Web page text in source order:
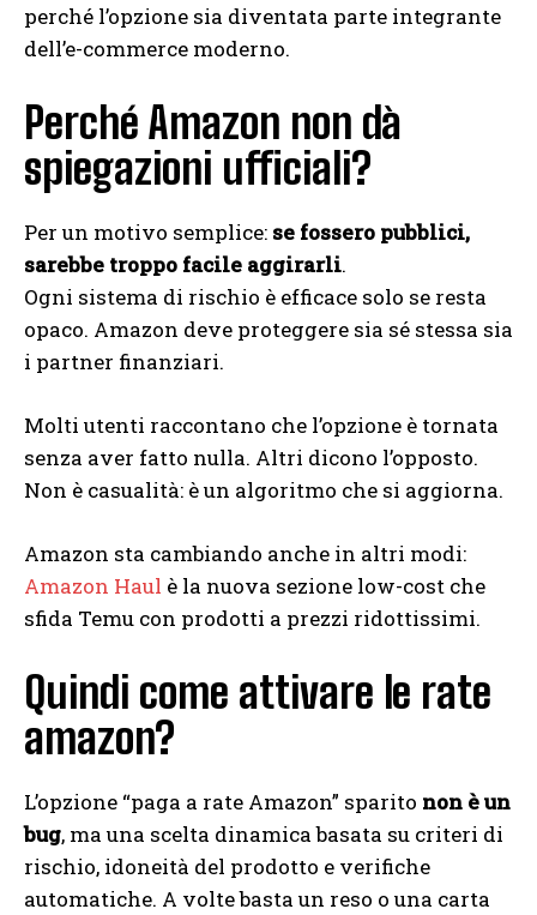
perché l’opzione sia diventata parte integrante
dell’e-commerce moderno.
Perché Amazon non dà
spiegazioni ufficiali?
Per un motivo semplice: se fossero pubblici,
sarebbe troppo facile aggirarli.
Ogni sistema di rischio è efficace solo se resta
opaco. Amazon deve proteggere sia sé stessa sia
i partner finanziari.
Molti utenti raccontano che l’opzione è tornata
senza aver fatto nulla. Altri dicono l’opposto.
Non è casualità: è un algoritmo che si aggiorna.
Amazon sta cambiando anche in altri modi:
Amazon Haul è la nuova sezione low-cost che
sfida Temu con prodotti a prezzi ridottissimi.
Quindi come attivare le rate
amazon?
L’opzione “paga a rate Amazon” sparito non è un
bug, ma una scelta dinamica basata su criteri di
rischio, idoneità del prodotto e verifiche
automatiche. A volte basta un reso o una carta